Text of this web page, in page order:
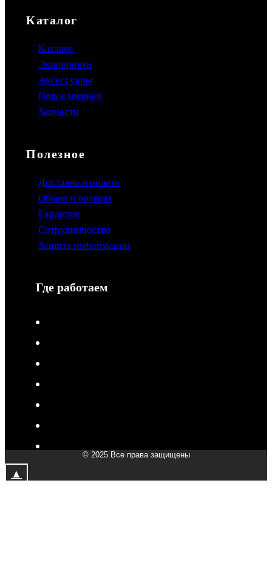
Каталог
Каталог
Экипировка
Аксессуары
Повседневная
Запчасти
Полезное
Доставка и оплата
Обмен и возврат
Гарантия
Сотрудничество
Защита информации
Где работаем
© 2025 Все права защищены
▲